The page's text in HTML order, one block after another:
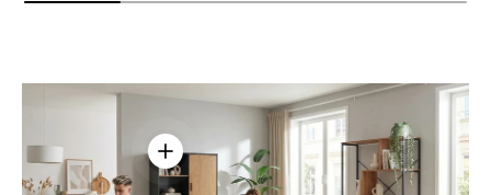
Einzelheiten anzeigen - AMIO H -